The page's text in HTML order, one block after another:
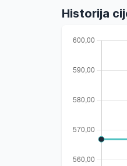
Historija